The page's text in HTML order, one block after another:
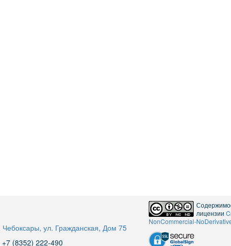
Чебоксары, ул. Гражданская, Дом 75
(8352) 222-490
лицензии
NonCommercial-